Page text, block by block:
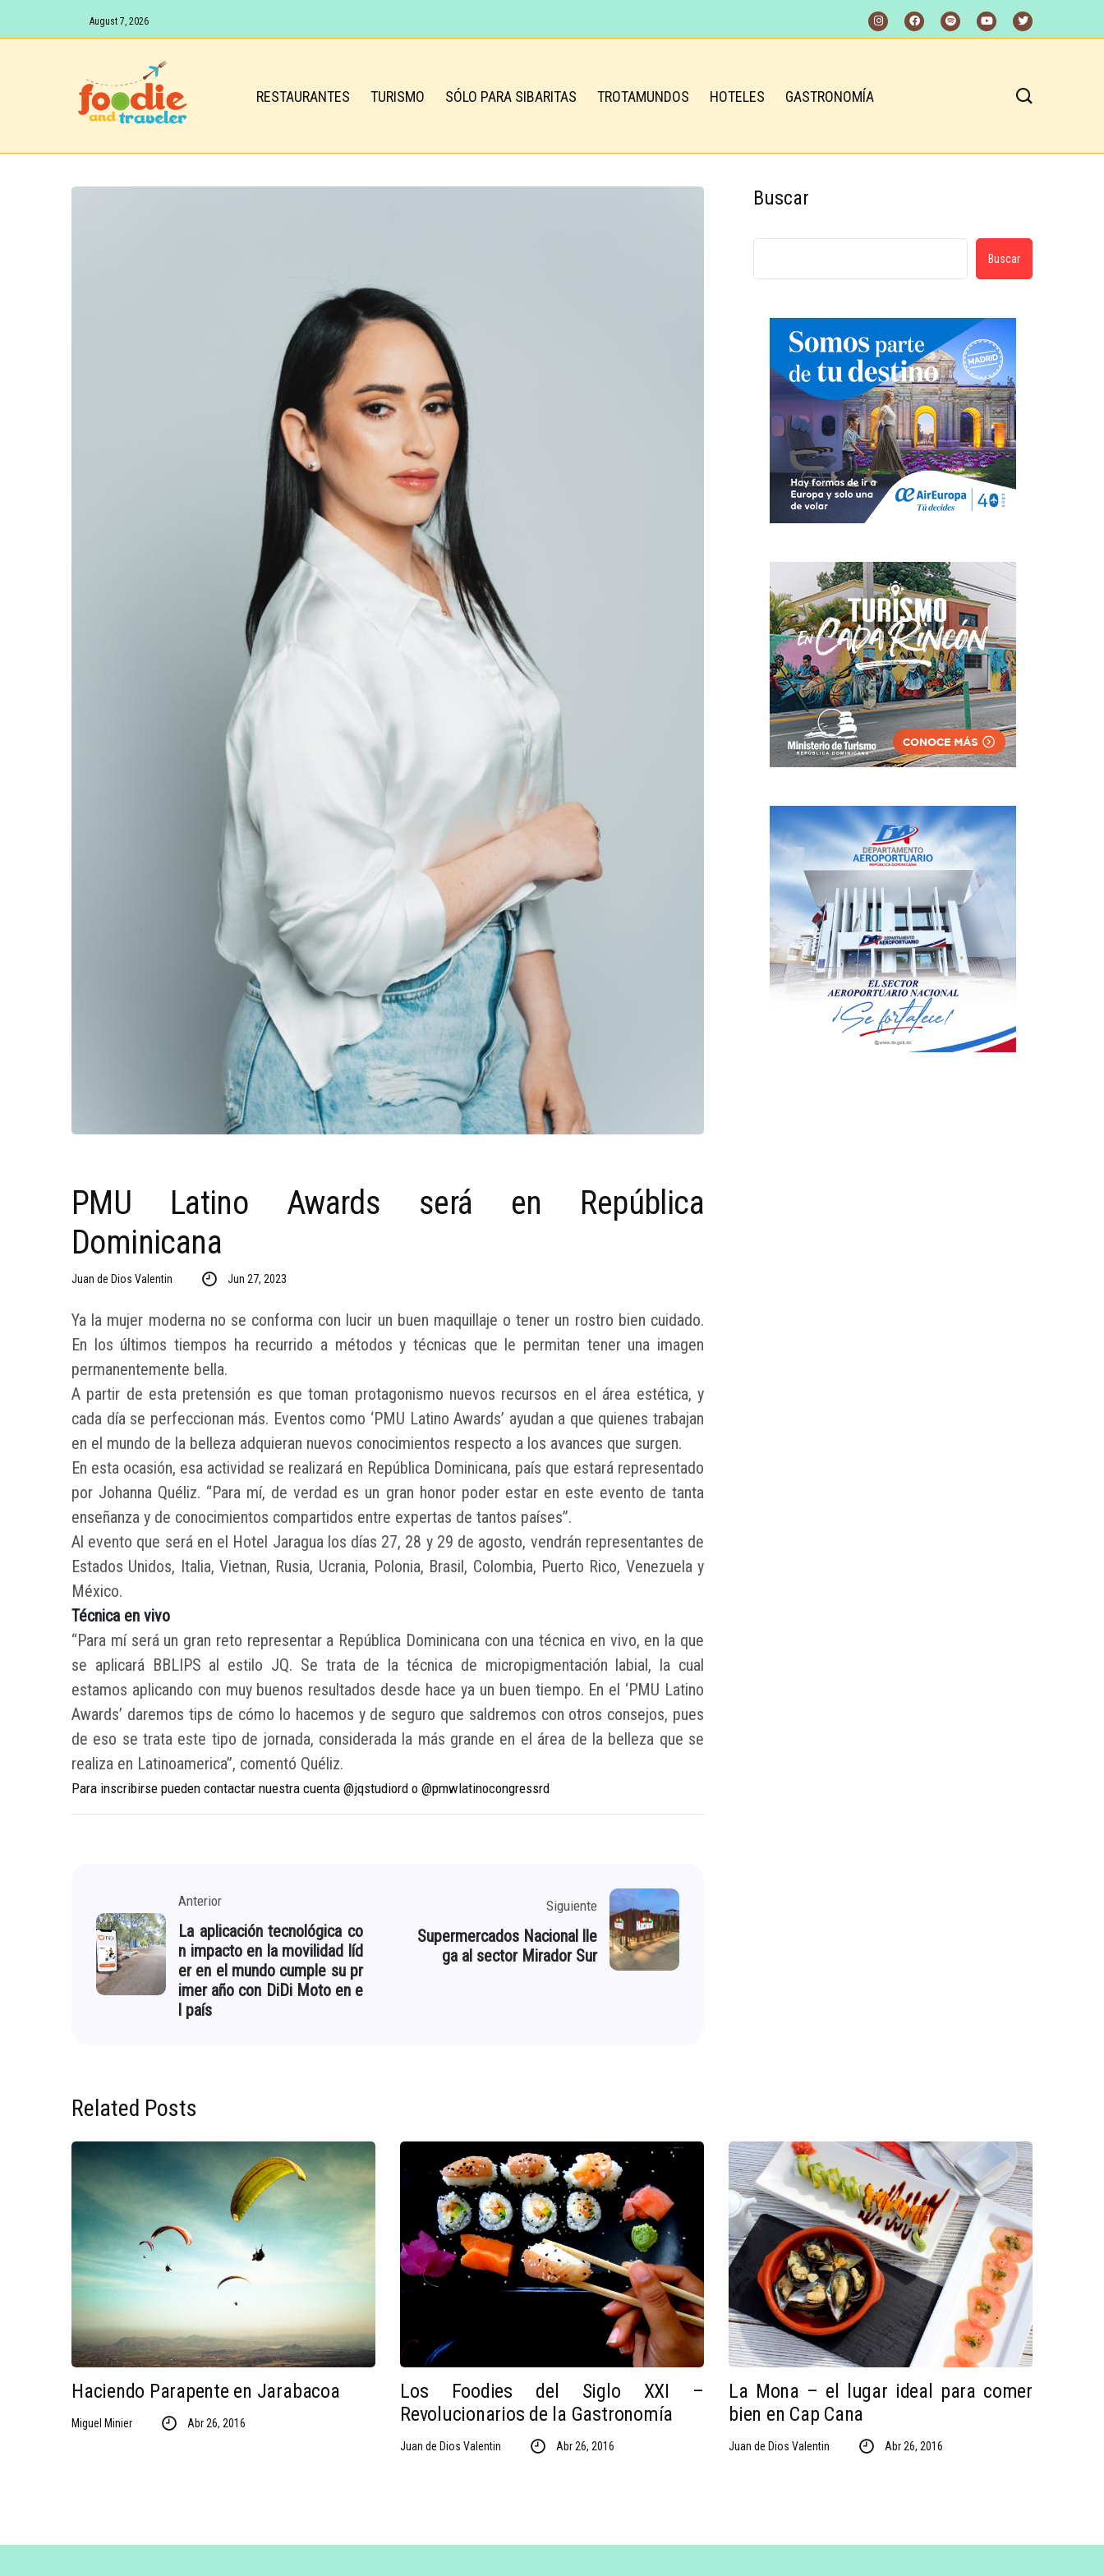
August 7, 2026
RESTAURANTES TURISMO SÓLO PARA SIBARITAS TROTAMUNDOS HOTELES GASTRONOMÍA
PMU Latino Awards será en República
Dominicana
Juan de Dios Valentin Jun 27, 2023
Ya la mujer moderna no se conforma con lucir un buen maquillaje o tener un rostro bien cuidado.
En los últimos tiempos ha recurrido a métodos y técnicas que le permitan tener una imagen
permanentemente bella.
A partir de esta pretensión es que toman protagonismo nuevos recursos en el área estética, y
cada día se perfeccionan más. Eventos como ‘PMU Latino Awards’ ayudan a que quienes trabajan
en el mundo de la belleza adquieran nuevos conocimientos respecto a los avances que surgen.
En esta ocasión, esa actividad se realizará en República Dominicana, país que estará representado
por Johanna Quéliz. “Para mí, de verdad es un gran honor poder estar en este evento de tanta
enseñanza y de conocimientos compartidos entre expertas de tantos países”.
Al evento que será en el Hotel Jaragua los días 27, 28 y 29 de agosto, vendrán representantes de
Estados Unidos, Italia, Vietnan, Rusia, Ucrania, Polonia, Brasil, Colombia, Puerto Rico, Venezuela y
México.
Técnica en vivo
“Para mí será un gran reto representar a República Dominicana con una técnica en vivo, en la que
se aplicará BBLIPS al estilo JQ. Se trata de la técnica de micropigmentación labial, la cual
estamos aplicando con muy buenos resultados desde hace ya un buen tiempo. En el ‘PMU Latino
Awards’ daremos tips de cómo lo hacemos y de seguro que saldremos con otros consejos, pues
de eso se trata este tipo de jornada, considerada la más grande en el área de la belleza que se
realiza en Latinoamerica”, comentó Quéliz.
Para inscribirse pueden contactar nuestra cuenta @jqstudiord o @pmwlatinocongressrd
Anterior
La aplicación tecnológica co
n impacto en la movilidad líd
er en el mundo cumple su pr
imer año con DiDi Moto en e
l país
Siguiente
Supermercados Nacional lle
ga al sector Mirador Sur
Buscar
Buscar
Related Posts
Haciendo Parapente en Jarabacoa
Miguel Minier Abr 26, 2016
Los Foodies del Siglo XXI –
Revolucionarios de la Gastronomía
Juan de Dios Valentin Abr 26, 2016
La Mona – el lugar ideal para comer
bien en Cap Cana
Juan de Dios Valentin Abr 26, 2016